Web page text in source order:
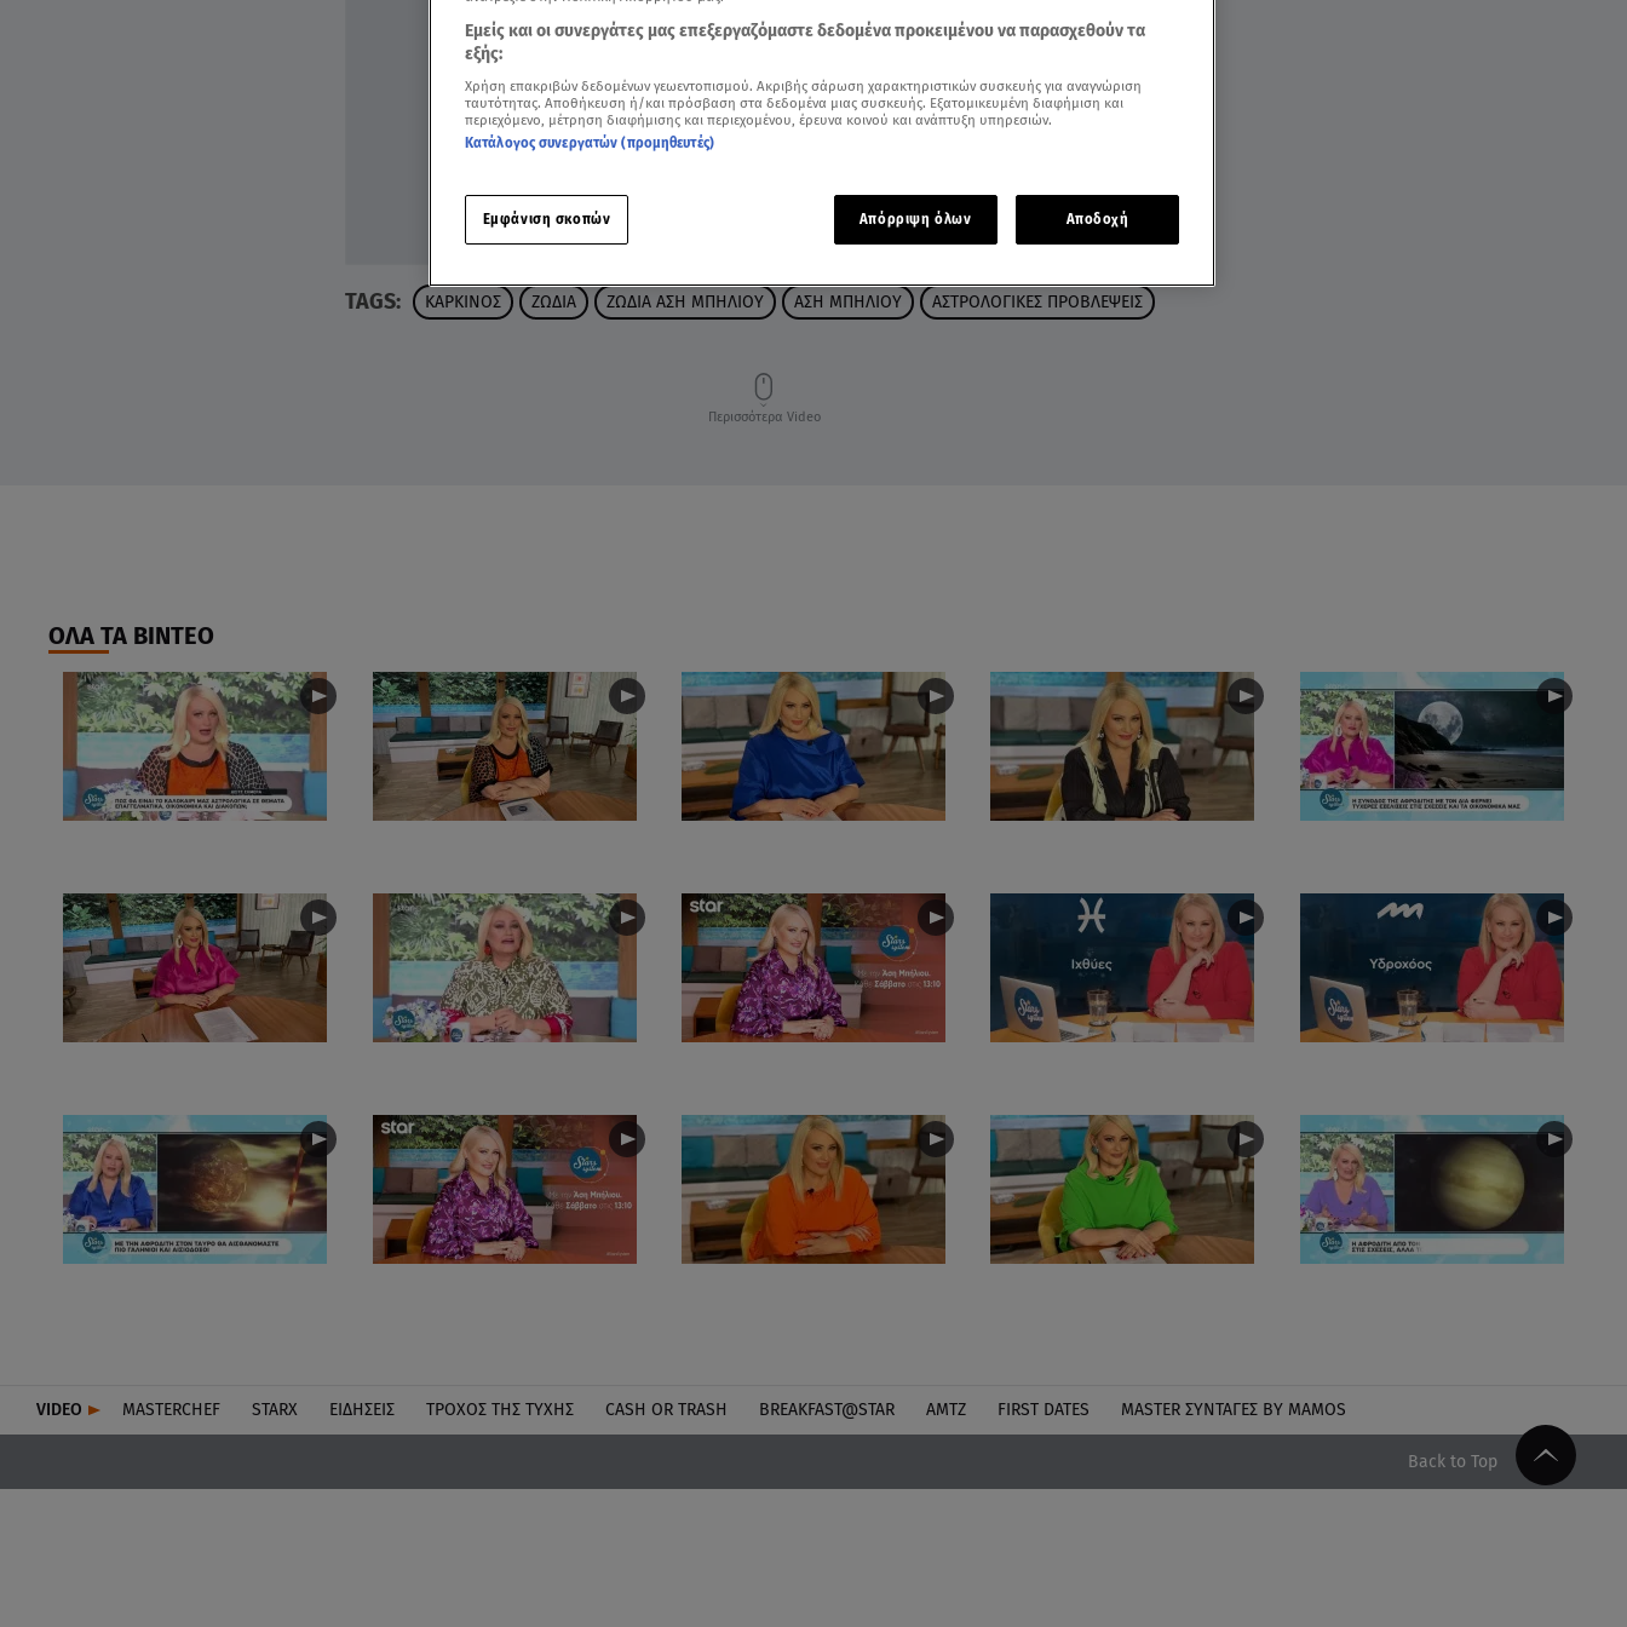
TAGS: ΚΑΡΚΙΝΟΣ ΖΩΔΙΑ ΖΩΔΙΑ ΑΣΗ ΜΠΗΛΙΟΥ ΑΣΗ ΜΠΗΛΙΟΥ ΑΣΤΡΟΛΟΓΙΚΕΣ ΠΡΟΒΛΕΨΕΙΣ
Περισσότερα Video
ΟΛΑ ΤΑ ΒΙΝΤΕΟ
VIDEO MASTERCHEF STARX ΕΙΔΉΣΕΙΣ ΤΡΟΧΌΣ ΤΗΣ ΤΎΧΗΣ CASH OR TRASH BREAKFAST@STAR ΑΜΤΖ FIRST DATES MASTER ΣΥΝΤΑΓΈΣ BY MAMOS
Back to Top
Εμείς και οι συνεργάτες μας επεξεργαζόμαστε δεδομένα προκειμένου να παρασχεθούν τα
εξής:
Χρήση επακριβών δεδομένων γεωεντοπισμού. Ακριβής σάρωση χαρακτηριστικών συσκευής για αναγνώριση
ταυτότητας. Αποθήκευση ή/και πρόσβαση στα δεδομένα μιας συσκευής. Εξατομικευμένη διαφήμιση και
περιεχόμενο, μέτρηση διαφήμισης και περιεχομένου, έρευνα κοινού και ανάπτυξη υπηρεσιών.
Κατάλογος συνεργατών (προμηθευτές)
Εμφάνιση σκοπών Απόρριψη όλων Αποδοχή